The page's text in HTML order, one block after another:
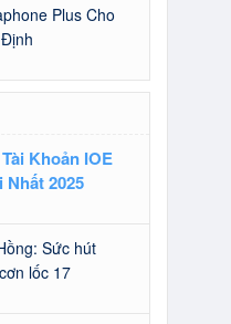
Plus Cho
Khoản IOE
2025
Sức hút
lốc 17